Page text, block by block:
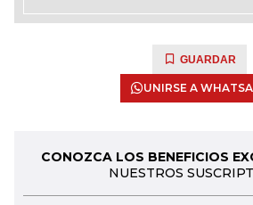
GUARDAR
UNIRSE A
CONOZCA LOS BENEFICIOS
NUESTROS